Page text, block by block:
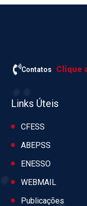
Contatos Clique
Links Úteis
CFESS
ABEPSS
ENESSO
WEBMAIL
Publicações